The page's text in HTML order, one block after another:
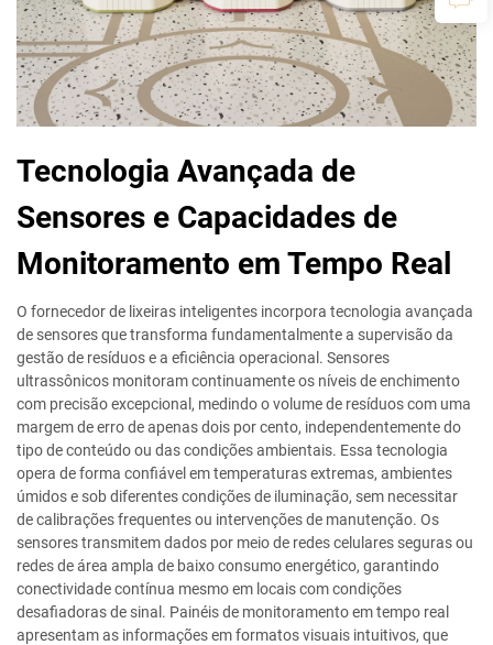
Tecnologia Avançada de
Sensores e Capacidades de
Monitoramento em Tempo Real
O fornecedor de lixeiras inteligentes incorpora tecnologia avançada
de sensores que transforma fundamentalmente a supervisão da
gestão de resíduos e a eficiência operacional. Sensores
ultrassônicos monitoram continuamente os níveis de enchimento
com precisão excepcional, medindo o volume de resíduos com uma
margem de erro de apenas dois por cento, independentemente do
tipo de conteúdo ou das condições ambientais. Essa tecnologia
opera de forma confiável em temperaturas extremas, ambientes
úmidos e sob diferentes condições de iluminação, sem necessitar
de calibrações frequentes ou intervenções de manutenção. Os
sensores transmitem dados por meio de redes celulares seguras ou
redes de área ampla de baixo consumo energético, garantindo
conectividade contínua mesmo em locais com condições
desafiadoras de sinal. Painéis de monitoramento em tempo real
apresentam as informações em formatos visuais intuitivos, que